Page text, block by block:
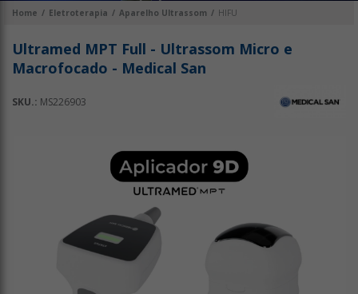
Home Eletroterapia Aparelho Ultrassom HIFU
Ultramed MPT Full - Ultrassom Micro e
Macrofocado - Medical San
SKU.: MS226903